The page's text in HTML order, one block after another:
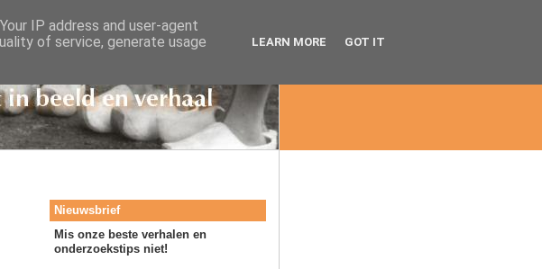
Nieuwsbrief
Mis onze beste verhalen en
onderzoekstips niet!
IP address and user-agent
of service, generate usage
LEARN MORE GOT IT